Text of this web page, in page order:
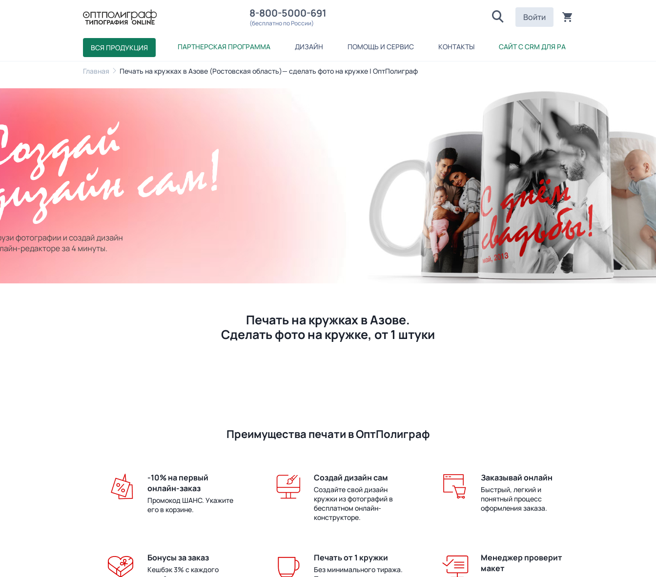
8-800-5000-691
(бесплатно по России)
Войти
ВСЯ ПРОДУКЦИЯ ПАРТНЕРСКАЯ ПРОГРАММА ДИЗАЙН ПОМОЩЬ И СЕРВИС КОНТАКТЫ САЙТ С CRM ДЛЯ РА
Главная Печать на кружках в Азове (Ростовская область)— сделать фото на кружке | ОптПолиграф
Печать на кружках в Азове.
Сделать фото на кружке, от 1 штуки
Преимущества печати в ОптПолиграф
-10% на первый
онлайн-заказ
Промокод ШАНС. Укажите
его в корзине.
Создай дизайн сам
Создайте свой дизайн
кружки из фотографий в
бесплатном онлайн-
конструкторе.
Заказывай онлайн
Быстрый, легкий и
понятный процесс
оформления заказа.
Бонусы за заказ
Кешбэк 3% с каждого
Печать от 1 кружки
Без минимального тиража.
Менеджер проверит
макет